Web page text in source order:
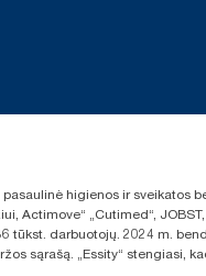
higienos ir sveikatos
Actimove“ „Cutimed“, JOBST,
tūkst. darbuotojų. 2024 m.
sąrašą. „Essity“